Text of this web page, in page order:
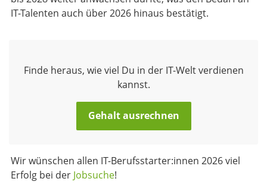
IT-Talenten auch über 2026 hinaus bestätigt.
Finde heraus, wie viel Du in der IT-Welt verdienen
kannst.
Gehalt ausrechnen
Wir wünschen allen IT-Berufsstarter:innen 2026 viel
Erfolg bei der Jobsuche!